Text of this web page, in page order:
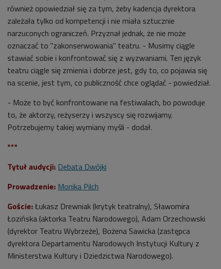
również opowiedział się za tym, żeby kadencja dyrektora
zależała tylko od kompetencji i nie miała sztucznie
narzuconych ograniczeń. Przyznał jednak, że nie może
oznaczać to "zakonserwowania" teatru. - Musimy ciągle
stawiać sobie i konfrontować się z wyzwaniami. Ten język
teatru ciągle się zmienia i dobrze jest, gdy to, co pojawia się
na scenie, jest tym, co publiczność chce oglądać - powiedział.
- Może to być konfrontowane na festiwalach, bo powoduje
to, że aktorzy, reżyserzy i wszyscy się rozwijamy.
Potrzebujemy takiej wymiany myśli - dodał.
***
Tytuł audycji: Debata Dwójki
Prowadzenie: Monika Pilch
Goście: Łukasz Drewniak (krytyk teatralny), Sławomira
Łozińska (aktorka Teatru Narodowego), Adam Orzechowski
(dyrektor Teatru Wybrzeże), Bożena Sawicka (zastępca
dyrektora Departamentu Narodowych Instytucji Kultury z
Ministerstwa Kultury i Dziedzictwa Narodowego).